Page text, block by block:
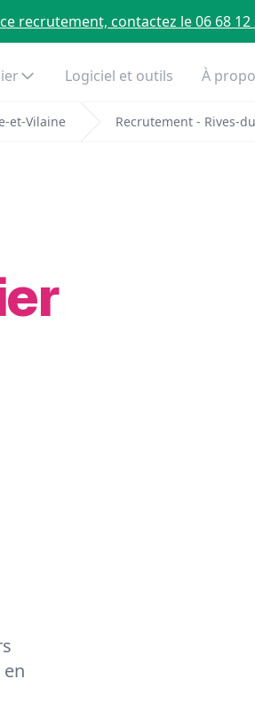
recrutement, contactez le 06 68 12
Logiciel et outils À
et-Vilaine Recrutement - Rives-